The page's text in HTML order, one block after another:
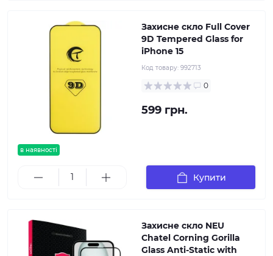
в наявності
Захисне скло Full Cover
9D Tempered Glass for
iPhone 15
Код товару: 992713
0
599 грн.
Купити
Захисне скло NEU
Chatel Corning Gorilla
Glass Anti-Static with